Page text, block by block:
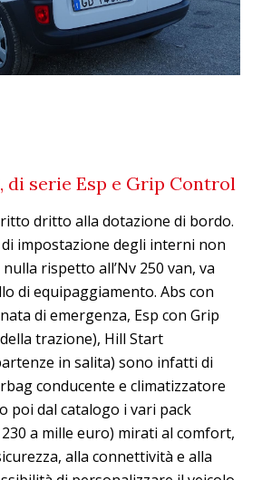
di serie Esp e Grip Control
dritto alla dotazione di bordo.
impostazione degli interni non
rispetto all’Nv 250 van, va
di equipaggiamento. Abs con
di emergenza, Esp con Grip
trazione), Hill Start
in salita) sono infatti di
conducente e climatizzatore
poi dal catalogo i vari pack
a mille euro) mirati al comfort,
alla connettività e alla